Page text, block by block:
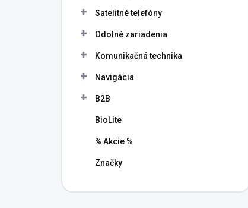
Satelitné telefóny
Odolné zariadenia
Komunikačná technika
Navigácia
B2B
BioLite
% Akcie %
Značky